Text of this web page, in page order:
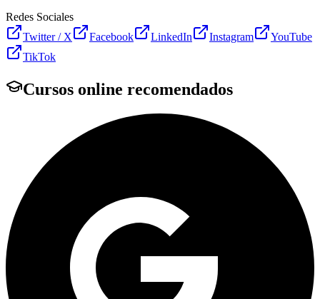
Redes Sociales
Twitter / X
Facebook LinkedIn Instagram
YouTube
TikTok
Cursos online recomendados